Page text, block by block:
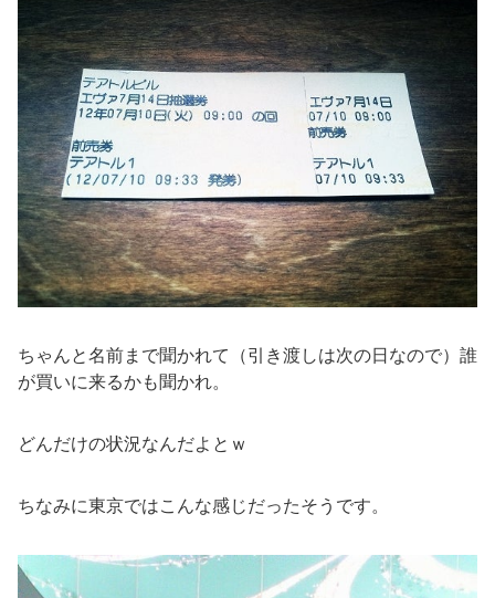
ちゃんと名前まで聞かれて（引き渡しは次の日なので）誰
が買いに来るかも聞かれ。
どんだけの状況なんだよとｗ
ちなみに東京ではこんな感じだったそうです。